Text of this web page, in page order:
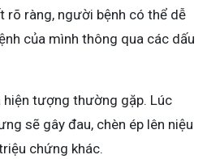
rõ ràng, người bệnh có thể dễ
của mình thông qua các dấu
hiện tượng thường gặp. Lúc
sẽ gây đau, chèn ép lên niệu
chứng khác.